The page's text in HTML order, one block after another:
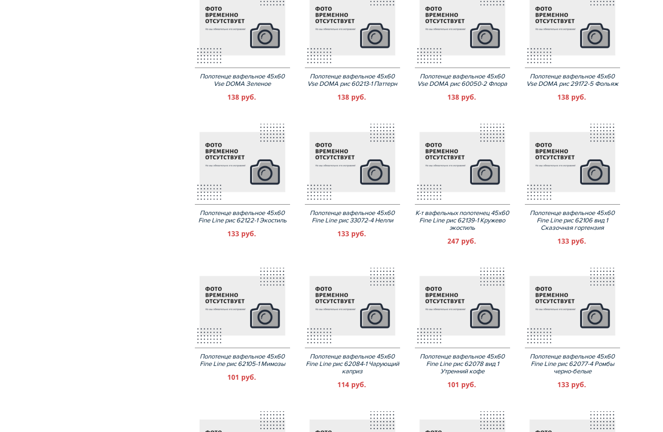
Полотенце вафельное 45х60
Vse DOMA Зеленое
138 руб.
Полотенце вафельное 45х60
Vse DOMA рис 60213-1 Паттерн
138 руб.
Полотенце вафельное 45х60
Vse DOMA рис 60050-2 Флора
138 руб.
Полотенце вафельное 45х60
Vse DOMA рис 29172-5 Фольяж
138 руб.
Полотенце вафельное 45х60
Fine Line рис 62122-1 Экостиль
133 руб.
Полотенце вафельное 45х60
Fine Line рис 33072-4 Нелли
133 руб.
К-т вафельных полотенец 45х60
Fine Line рис 62139-1 Кружево
экостиль
247 руб.
Полотенце вафельное 45х60
Fine Line рис 62106 вид 1
Сказочная гортензия
133 руб.
Полотенце вафельное 45х60
Fine Line рис 62105-1 Мимозы
101 руб.
Полотенце вафельное 45х60
Fine Line рис 62084-1 Чарующий
каприз
114 руб.
Полотенце вафельное 45х60
Fine Line рис 62078 вид 1
Утренний кофе
101 руб.
Полотенце вафельное 45х60
Fine Line рис 62077-4 Ромбы
черно-белые
133 руб.